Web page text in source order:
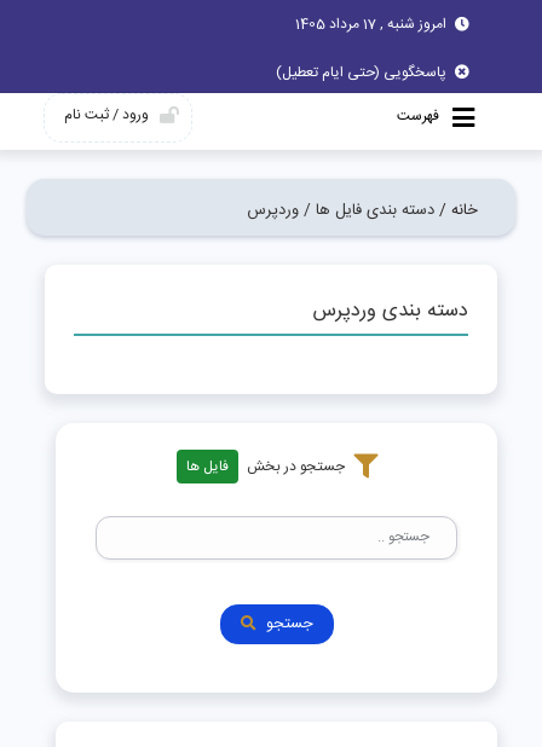
امروز شنبه , 17 مرداد 1405
پاسخگویی (حتی ایام تعطیل)
فهرست
ورود / ثبت نام
خانه / دسته بندی فایل ها / وردپرس
جستجو در بخش فایل ها
جستجو
دسته بندی وردپرس